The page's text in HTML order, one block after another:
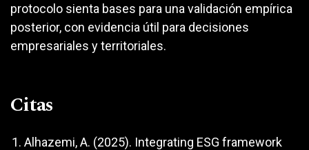
protocolo sienta bases para una validación empírica
posterior, con evidencia útil para decisiones
empresariales y territoriales.
Citas
Alhazemi, A. (2025). Integrating ESG framework